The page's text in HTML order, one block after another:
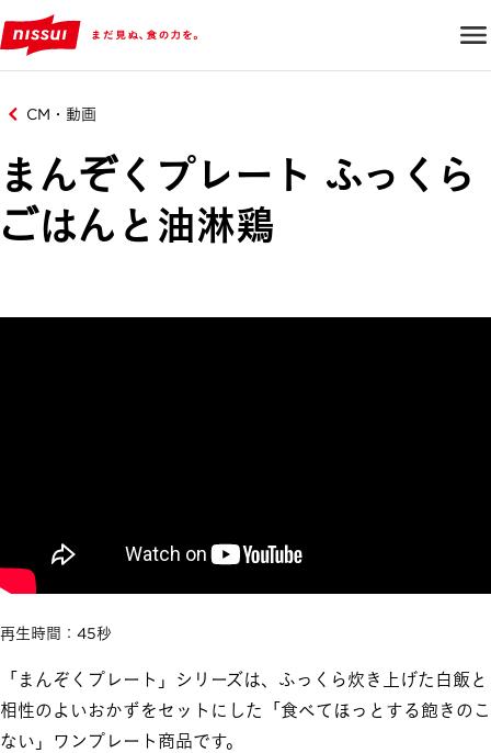
CM・動画
まんぞくプレート ふっくら
ごはんと油淋鶏
再生時間：45秒
「まんぞくプレート」シリーズは、ふっくら炊き上げた白飯と
相性のよいおかずをセットにした「食べてほっとする飽きのこ
ない」ワンプレート商品です。​